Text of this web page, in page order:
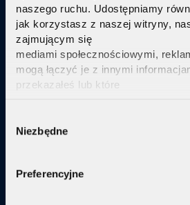
naszego ruchu. Udostępniamy
jak korzystasz z naszej witryny,
zajmującym się
mediami społecznościowymi,
mogą łączyć je z innymi
przekazałeś lub które
Selection
Niezbędne
Preferencyjne
Pakiety internetu z
technologi IPTV Replay TV.
Sprawdź
Internet